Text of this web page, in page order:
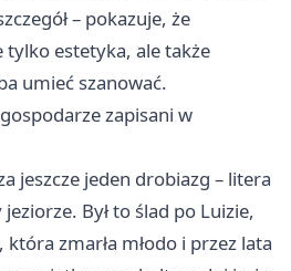
– pokazuje, że
estetyka, ale także
umieć szanować.
zapisani w
jeszcze jeden drobiazg – litera
Był to ślad po Luizie,
zmarła młodo i przez lata